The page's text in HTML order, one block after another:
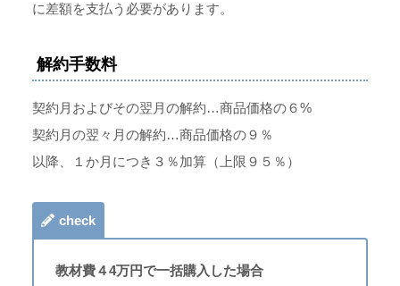
に差額を支払う必要があります。
解約手数料
契約月およびその翌月の解約…商品価格の６%
契約月の翌々月の解約…商品価格の９％
以降、１か月につき３％加算（上限９５％）
check
教材費４4万円で一括購入した場合